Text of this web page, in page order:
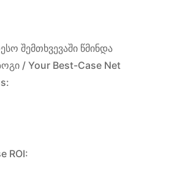
შემთხვევაში წმინდა
/ Your Best-Case Net
ROI: